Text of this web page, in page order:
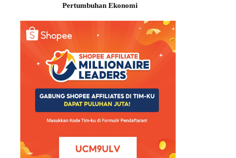
Pertumbuhan Ekonomi